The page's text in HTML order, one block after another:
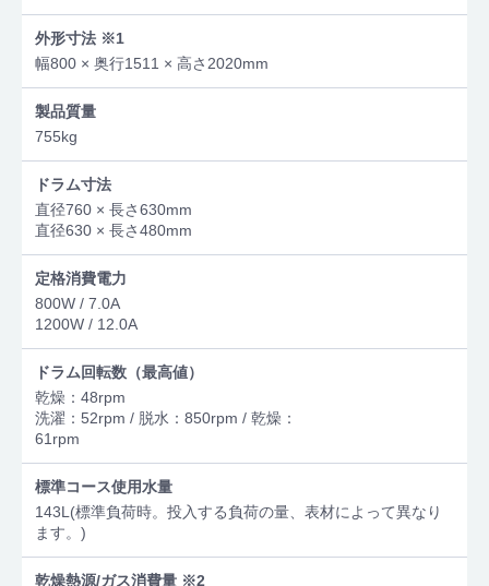
外形寸法 ※1
幅800 × 奥行1511 × 高さ2020mm
製品質量
755kg
ドラム寸法
直径760 × 長さ630mm
直径630 × 長さ480mm
定格消費電力
800W / 7.0A
1200W / 12.0A
ドラム回転数（最高値）
乾燥：48rpm
洗濯：52rpm / 脱水：850rpm / 乾燥：
61rpm
標準コース使用水量
143L(標準負荷時。投入する負荷の量、表材によって異なり
ます。)
乾燥熱源/ガス消費量 ※2